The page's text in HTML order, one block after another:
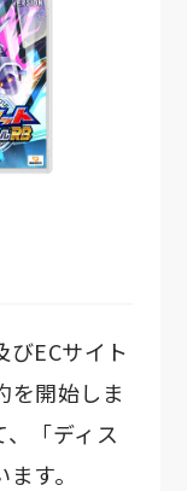
ECサイト
を開始しま
「ディス
す。